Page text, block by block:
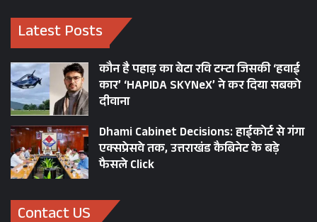
Latest Posts
कौन है पहाड़ का बेटा रवि टम्टा जिसकी ‘हवाई
कार’ ‘HAPIDA SKYNeX’ ने कर दिया सबको
दीवाना
Dhami Cabinet Decisions: हाईकोर्ट से गंगा
एक्सप्रेसवे तक, उत्तराखंड कैबिनेट के बड़े
फैसले Click
Contact US